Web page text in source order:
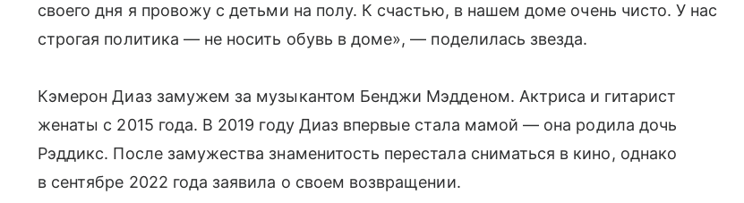
своего дня я провожу с детьми на полу. К счастью, в нашем доме очень чисто. У нас
строгая политика — не носить обувь в доме», — поделилась звезда.
Кэмерон Диаз замужем за музыкантом Бенджи Мэдденом. Актриса и гитарист
женаты с 2015 года. В 2019 году Диаз впервые стала мамой — она родила дочь
Рэддикс. После замужества знаменитость перестала сниматься в кино, однако
в сентябре 2022 года заявила о своем возвращении.